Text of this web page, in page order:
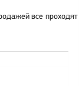
все проходят